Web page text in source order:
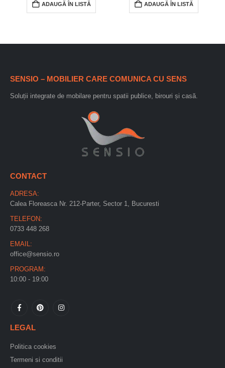
ADAUGĂ ÎN LISTĂ ADAUGĂ ÎN LISTĂ
SENSIO – MOBILIER CARE COMUNICA CU SENS
Soluții integrate de mobilare pentru spatii publice, birouri și casă.
CONTACT
ADRESA:
Calea Floreasca Nr. 212-Parter, Sector 1, Bucuresti
TELEFON:
0733 448 268
EMAIL:
office@sensio.ro
PROGRAM:
10:00 - 19:00
LEGAL
Politica cookies
Termeni si conditii